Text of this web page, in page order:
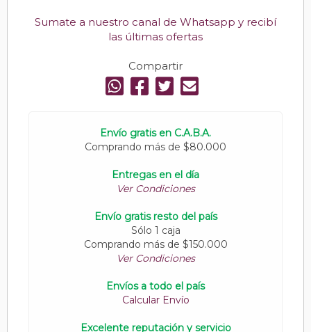
Sumate a nuestro canal de Whatsapp y recibí
las últimas ofertas
Compartir
Envío gratis en C.A.B.A.
Comprando más de $80.000
Entregas en el día
Ver Condiciones
Envío gratis resto del país
Sólo 1 caja
Comprando más de $150.000
Ver Condiciones
Envíos a todo el país
Calcular Envío
Excelente reputación y servicio